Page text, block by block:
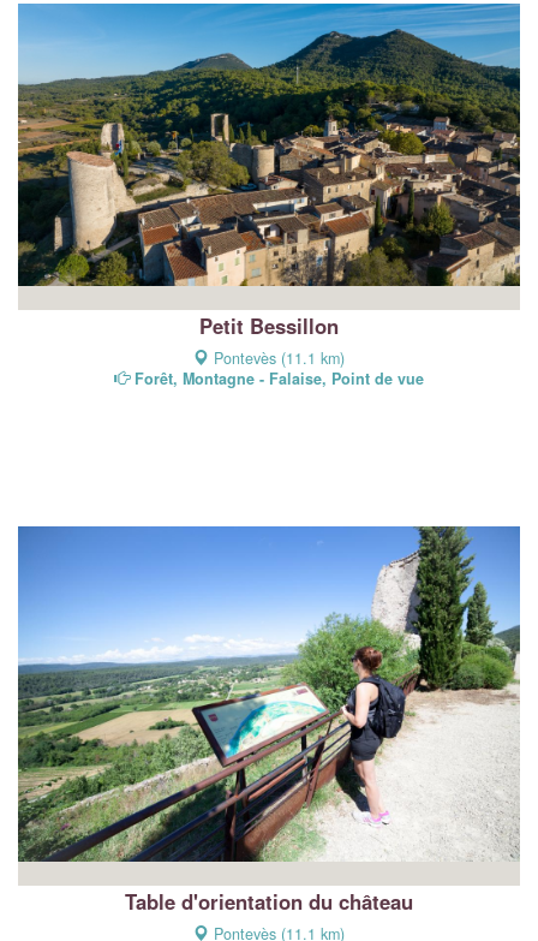
Petit Bessillon
Pontevès (11.1 km)
Forêt, Montagne - Falaise, Point de vue
Table d'orientation du château
Pontevès (11.1 km)